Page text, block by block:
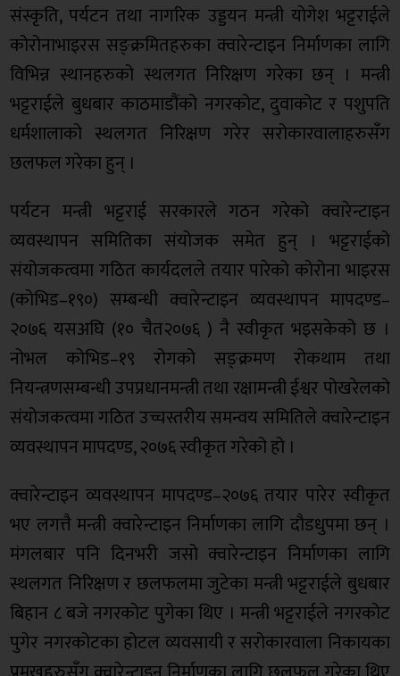
संस्कृति, पर्यटन तथा नागरिक उड्डयन मन्त्री योगेश भट्टराईले
कोरोनाभाइरस सङ्क्रमितहरुका क्वारेन्टाइन निर्माणका लागि
विभिन्न स्थानहरुको स्थलगत निरिक्षण गरेका छन् । मन्त्री
भट्टराईले बुधबार काठमाडौंको नगरकोट, दुवाकोट र पशुपति
धर्मशालाको स्थलगत निरिक्षण गरेर सरोकारवालाहरुसँग
छलफल गरेका हुन् ।
पर्यटन मन्त्री भट्टराई सरकारले गठन गरेको क्वारेन्टाइन
व्यवस्थापन समितिका संयोजक समेत हुन् । भट्टराईको
संयोजकत्वमा गठित कार्यदलले तयार पारेको कोरोना भाइरस
(कोभिड–१९०) सम्बन्धी क्वारेन्टाइन व्यवस्थापन मापदण्ड–
२०७६ यसअघि (१० चैत२०७६ ) नै स्वीकृत भइसकेको छ ।
नोभल कोभिड–१९ रोगको सङ्क्रमण रोकथाम तथा
नियन्त्रणसम्बन्धी उपप्रधानमन्त्री तथा रक्षामन्त्री ईश्वर पोखरेलको
संयोजकत्वमा गठित उच्चस्तरीय समन्वय समितिले क्वारेन्टाइन
व्यवस्थापन मापदण्ड, २०७६ स्वीकृत गरेको हो ।
क्वारेन्टाइन व्यवस्थापन मापदण्ड–२०७६ तयार पारेर स्वीकृत
भए लगत्तै मन्त्री क्वारेन्टाइन निर्माणका लागि दौडधुपमा छन् ।
मंगलबार पनि दिनभरी जसो क्वारेन्टाइन निर्माणका लागि
स्थलगत निरिक्षण र छलफलमा जुटेका मन्त्री भट्टराईले बुधबार
बिहान ८ बजे नगरकोट पुगेका थिए । मन्त्री भट्टराईले नगरकोट
पुगेर नगरकोटका होटल व्यवसायी र सरोकारवाला निकायका